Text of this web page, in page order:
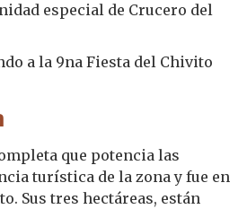
especial de Crucero del
a la 9na Fiesta del Chivito
que potencia las
turística de la zona y fue en
Sus tres hectáreas, están